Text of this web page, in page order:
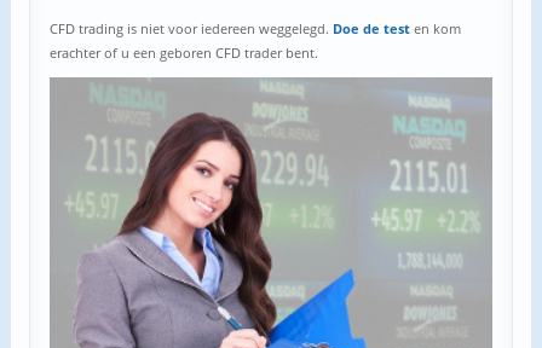
CFD trading is niet voor iedereen weggelegd. Doe de testen kom
erachter of u een geboren CFD trader bent.